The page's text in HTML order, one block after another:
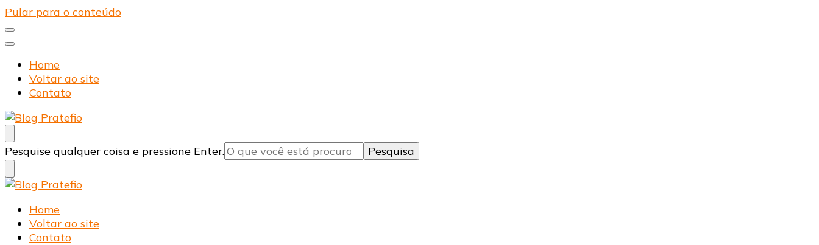
Pular para o conteúdo
Home
Voltar ao site
Contato
Blog Pratefio
Arames e Telas de Qualidade
Procurando
algo?
Pesquise qualquer coisa e pressione Enter.
Blog Pratefio
Arames e Telas de Qualidade
Home
Voltar ao site
Contato